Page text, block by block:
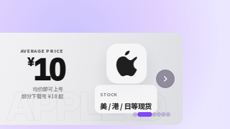
APPLE ID
AVERAGE PRICE
¥10
均价即可上号
部分下载号 ¥10 起
STOCK
美 / 港 / 日等现货